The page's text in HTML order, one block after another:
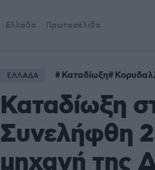
Ελλάδα Πρωτοσέλιδα
ΕΛΛΑΔΑ Καταδίωξη
Καταδίωξη
Συνελήφθη
μηχανή της